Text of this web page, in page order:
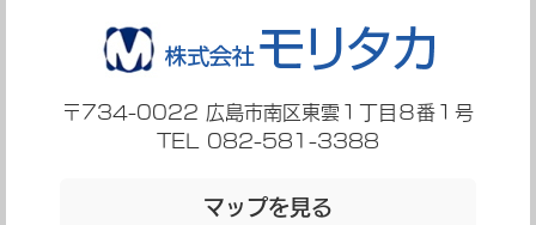
〒734-0022 広島市南区東雲１丁目８番１号
TEL 082-581-3388
マップを見る